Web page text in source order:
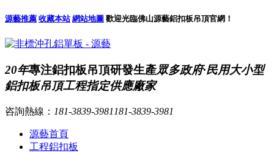
源藝推薦 收藏本站 網站地圖 歡迎光臨佛山源藝鋁扣板吊頂官網！
20年專注鋁扣板吊頂研發生產眾多政府·民用大小型
鋁扣板吊頂工程指定供應廠家
咨詢熱線： 181-3839-3981 181-3839-3981
源藝首頁
工程鋁扣板